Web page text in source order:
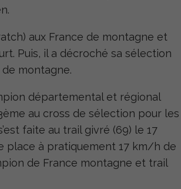
aux France de montagne et
Puis, il a décroché sa sélection
montagne.
départemental et régional
ème au cross de sélection pour les
faite au trail givré (69) le 17
place à pratiquement 17 km/h de
de France montagne et trail